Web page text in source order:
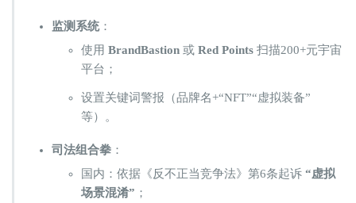
​监测系统​​：
使用 ​ ​BrandBastion​​ 或 ​ ​Red Points​​ 扫描200+元宇宙
平台；
设置关键词警报（品牌名+“NFT”“虚拟装备”
等）。
​司法组合拳​ ​：
国内：依据《反不正当竞争法》第6条起诉 ​ ​“虚拟
场景混淆”​ ​；